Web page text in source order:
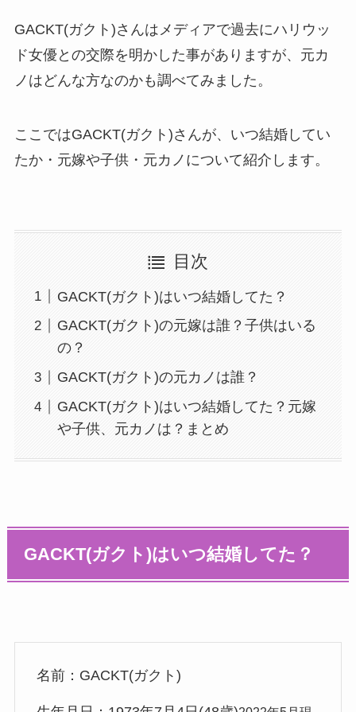
GACKT(ガクト)さんはメディアで過去にハリウッ
ド女優との交際を明かした事がありますが、元カ
ノはどんな方なのかも調べてみました。
ここではGACKT(ガクト)さんが、いつ結婚してい
たか・元嫁や子供・元カノについて紹介します。
目次
GACKT(ガクト)はいつ結婚してた？
GACKT(ガクト)の元嫁は誰？子供はいる
の？
GACKT(ガクト)の元カノは誰？
GACKT(ガクト)はいつ結婚してた？元嫁
や子供、元カノは？まとめ
GACKT(ガクト)はいつ結婚してた？
名前：GACKT(ガクト)